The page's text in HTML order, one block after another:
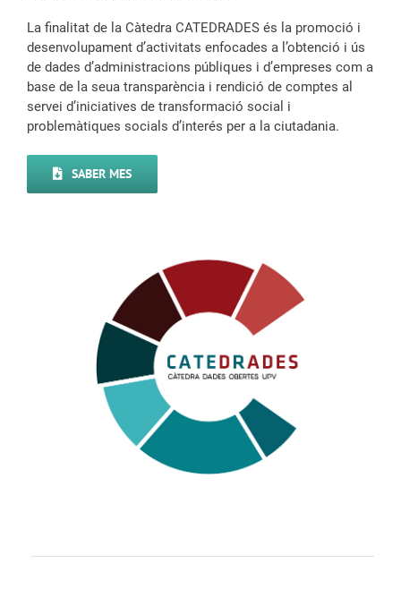
La finalitat de la Càtedra CATEDRADES és la promoció i
desenvolupament d’activitats enfocades a l’obtenció i ús
de dades d’administracions públiques i d’empreses com a
base de la seua transparència i rendició de comptes al
servei d’iniciatives de transformació social i
problemàtiques socials d’interés per a la ciutadania.
SABER MES